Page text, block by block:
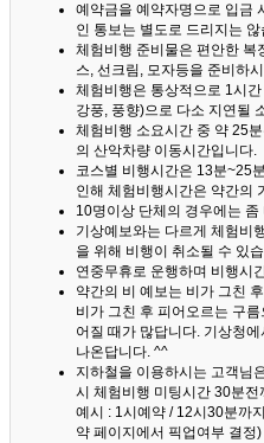
예약금을 예약자명으로 입금
인 통보는 별도로 드리지는 않
체험비행 준비물은 편안한 복
스, 선크림, 모자등을 준비하
체험비행은 통상적으로 1시
강풍, 풍향)으로 다소 지연될
체험비행 소요시간 중 약 25
의 산악차량 이동시간입니다.
코스별 비행시간은 13분~25
인해 체험비행시간은 약간의
10명이상 단체의 경우에는
기상예보와는 다르게 체험비
을 위해 비행이 취소될 수 있
연중무휴로 운행하며 비행시
약간의 비 예보는 비가 그친
비가 그친 후 피어오르는 구
어질 때가 많답니다. 기상청
나온답니다. ^^
지하철을 이용하시는 고객님
시 체험비행 미팅시간 30분
예시 : 1시예약 / 12시30분까
약 페이지에서 픽업여부 결정)